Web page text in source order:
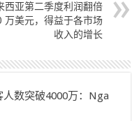
西亚第二季度利润翻倍
万美元，得益于各市场
收入的增长
数突破4000万：Nga